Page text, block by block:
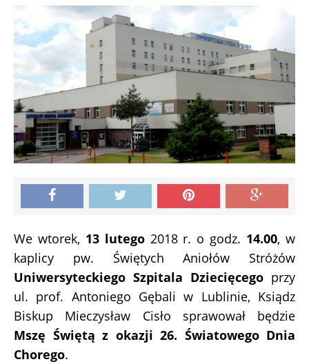
We wtorek, 13 lutego2018 r. o godz. 14.00, w
kaplicy pw. Świętych Aniołów Stróżów
Uniwersyteckiego Szpitala Dziecięcego przy
ul. prof. Antoniego Gębali w Lublinie, Ksiądz
Biskup Mieczysław Cisło sprawował będzie
Mszę Świętą z okazji 26. Światowego Dnia
Chorego.